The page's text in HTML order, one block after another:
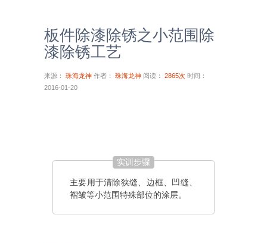
板件除漆除锈之小范围除
漆除锈工艺
来源： 珠海龙神 作者： 珠海龙神 阅读： 2865次 时间：
2016-01-20
实训步骤
主要用于清除狭缝、边框、凹缝、
褶皱等小范围特殊部位的涂层。